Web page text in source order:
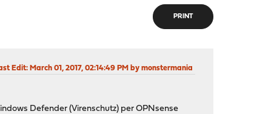
PRINT
Edit: March 01, 2017, 02:14:49 PM by monstermania
Defender (Virenschutz) per OPNsense